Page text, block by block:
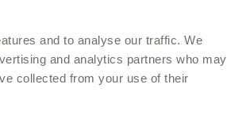
and to analyse our traffic. We
and analytics partners who may
collected from your use of their
wszystkim EPA i DHA